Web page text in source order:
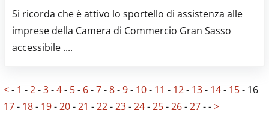
Si ricorda che è attivo lo sportello di assistenza alle
imprese della Camera di Commercio Gran Sasso
accessibile ....
<- 1 -2-3-4- 5- 6-7-8-9- 10- 11 - 12- 13- 14- 15- 16
17- 18- 19-20-21 -22-23-24-25-26-27-->